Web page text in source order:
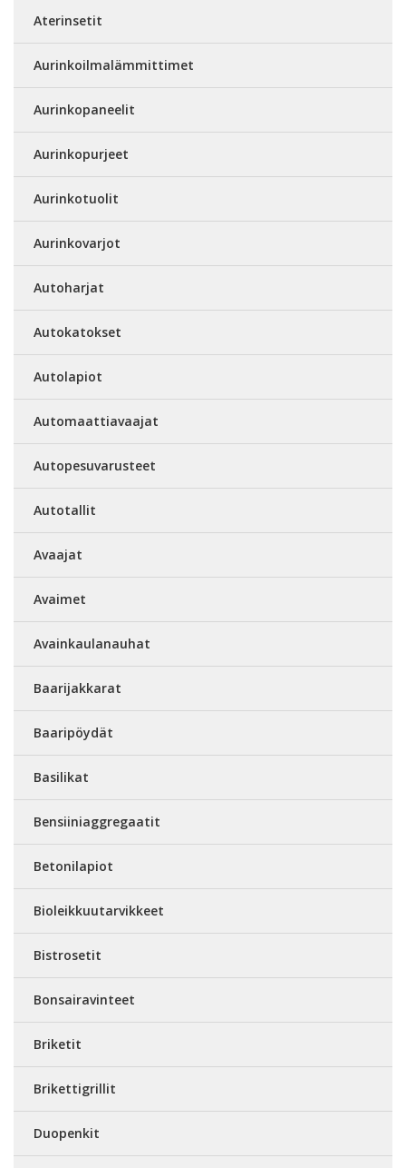
Aterinsetit
Aurinkoilmalämmittimet
Aurinkopaneelit
Aurinkopurjeet
Aurinkotuolit
Aurinkovarjot
Autoharjat
Autokatokset
Autolapiot
Automaattiavaajat
Autopesuvarusteet
Autotallit
Avaajat
Avaimet
Avainkaulanauhat
Baarijakkarat
Baaripöydät
Basilikat
Bensiiniaggregaatit
Betonilapiot
Bioleikkuutarvikkeet
Bistrosetit
Bonsairavinteet
Briketit
Brikettigrillit
Duopenkit